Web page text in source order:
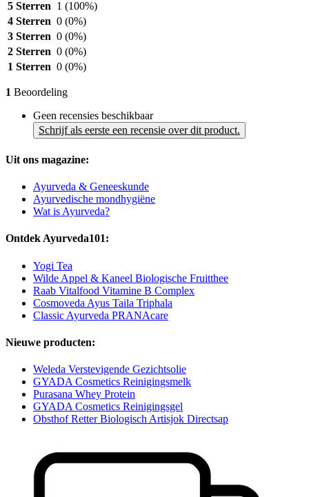
5 Sterren 1 (100%)
4 Sterren 0 (0%)
3 Sterren 0 (0%)
2 Sterren 0 (0%)
1 Sterren 0 (0%)
1 Beoordeling
Geen recensies beschikbaar
Schrijf als eerste een recensie over dit product.
Uit ons magazine:
Ayurveda & Geneeskunde
Ayurvedische mondhygiëne
Wat is Ayurveda?
Ontdek Ayurveda101:
Yogi Tea
Wilde Appel & Kaneel Biologische Fruitthee
Raab Vitalfood Vitamine B Complex
Cosmoveda Ayus Taila Triphala
Classic Ayurveda PRANAcare
Nieuwe producten:
Weleda Verstevigende Gezichtsolie
GYADA Cosmetics Reinigingsmelk
Purasana Whey Protein
GYADA Cosmetics Reinigingsgel
Obsthof Retter Biologisch Artisjok Directsap